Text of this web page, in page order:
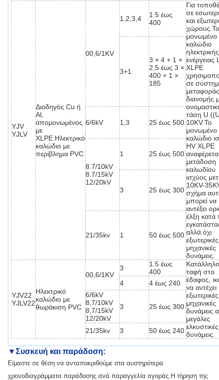
YJV
YJLV
Διοδηγός Cu ή
Al,
απομονωμένος
με
XLPE.Ηλεκτρικό
καλώδιο με
περίβλημα PVC
00,6/1KV
1,2,3,4
1.5 έως
400
Για
σε
και
μονωμένο
καλώδιο
ηλεκτρικής
ενέργειας
XLPE
σε
διανομής
τάση U
10KV.Το
μονωμένο
καλώδιο
HV XLPE
μετάδοση
καλωδίου
ισχύος
10KV-
σχήμα
μπορεί να
αντέξει
έλξη κατά
αλλά όχι
εξωτερικές
μηχανικές
δυνάμεις.
3+1
3 × 4 + 1 ×
2,5 έως 3 ×
400 + 1 ×
185
6/6kV 1,3 25 έως 500
8.7/10kV
8.7/15kV
12/20kV
1 25 έως 500
3 25 έως 300
21/35kv 1 50 έως 500
YJV22
YJLV22
Ηλεκτρικό
καλώδιο με
θωράκιση PVC
00,6/1KV
3
1.5 έως
400
ταφή στο
έδαφος,
να αντέχει
εξωτερικές
μηχανικές
δυνάμεις
μεγάλες
ελκυστικές
δυνάμεις.
4
4 έως 240
6/6kV
8,7/10kV
8,7/15kV
12/20kV
3 25 έως 300
21/35kv 3 50 έως 240
▼Συσκευή και παράδοση:
Είμαστε σε θέση να ανταποκριθούμε στα αυστηρότερα
χρονοδιαγράμματα παράδοσης ανά παραγγελία αγοράς.Η τήρηση της